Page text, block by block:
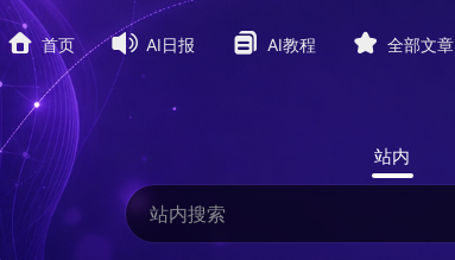
首页 AI日报 AI教程 全部文章
站内